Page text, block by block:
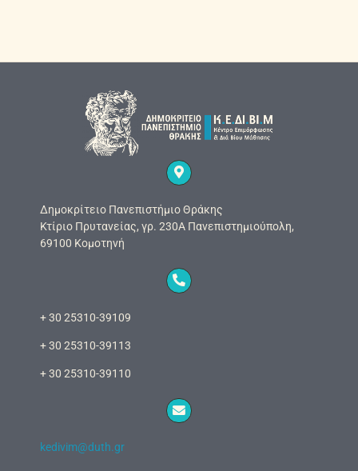
Δημοκρίτειο Πανεπιστήμιο Θράκης
Κτίριο Πρυτανείας, γρ. 230Α Πανεπιστημιούπολη,
69100 Κομοτηνή
+ 30 25310-39109
+ 30 25310-39113
+ 30 25310-39110
kedivim@duth.gr